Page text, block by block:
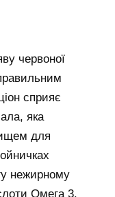
червоної
сприяє
яка
для
нежирному
Омега 3.